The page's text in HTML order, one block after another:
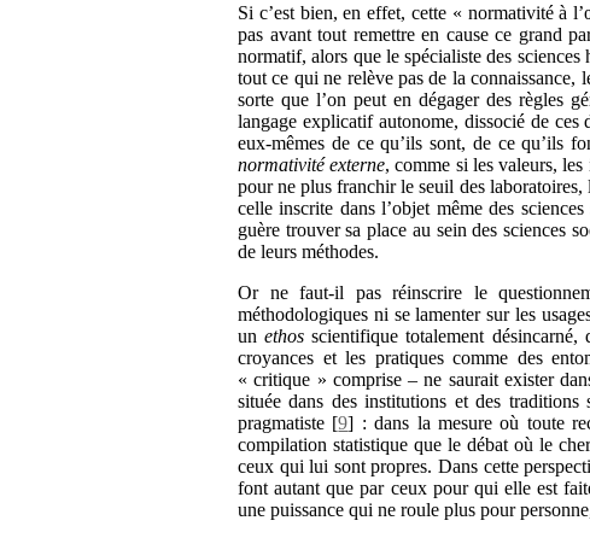
Si c’est bien, en effet, cette « normativité à
pas avant tout remettre en cause ce grand
normatif, alors que le spécialiste des
tout ce qui ne relève pas de la connaissance,
sorte que l’on peut en dégager des règles
langage explicatif autonome, dissocié de ces
eux-mêmes de ce qu’ils sont, de ce qu’ils
normativité externe, comme si les valeurs,
pour ne plus franchir le seuil des laboratoires,
celle inscrite dans l’objet même des
guère trouver sa place au sein des sciences
de leurs méthodes.
Or ne faut-il pas réinscrire le
méthodologiques ni se lamenter sur les
unethos scientifique totalement
croyances et les pratiques comme des
« critique » comprise – ne saurait exister
située dans des institutions et des
pragmatiste [9] : dans la mesure où toute
compilation statistique que le débat où le
ceux qui lui sont propres. Dans cette
font autant que par ceux pour qui elle est
une puissance qui ne roule plus pour